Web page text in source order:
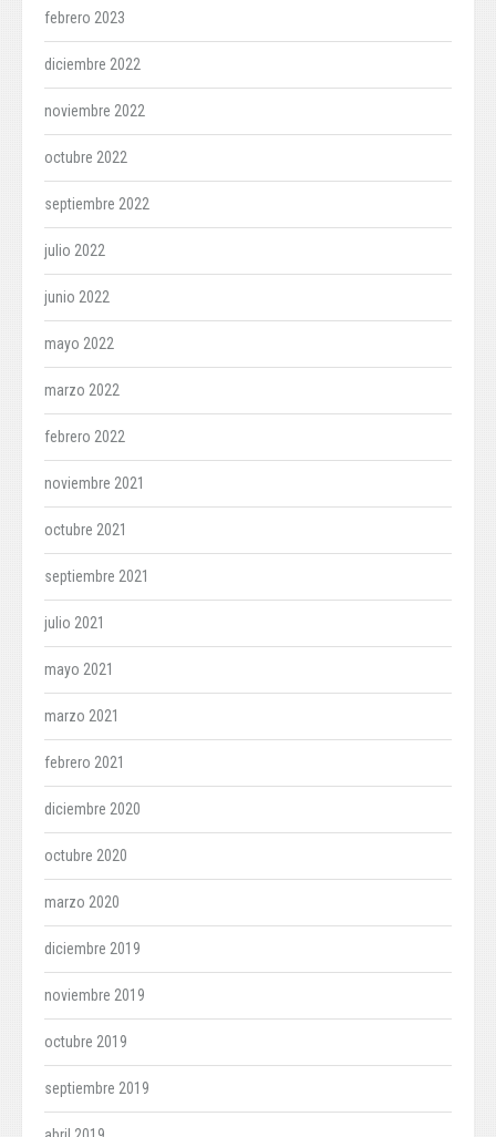
febrero 2023
diciembre 2022
noviembre 2022
octubre 2022
septiembre 2022
julio 2022
junio 2022
mayo 2022
marzo 2022
febrero 2022
noviembre 2021
octubre 2021
septiembre 2021
julio 2021
mayo 2021
marzo 2021
febrero 2021
diciembre 2020
octubre 2020
marzo 2020
diciembre 2019
noviembre 2019
octubre 2019
septiembre 2019